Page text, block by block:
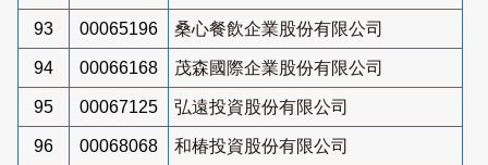
93 00065196 桑心餐飲企業股份有限公司
94 00066168 茂森國際企業股份有限公司
95 00067125 弘遠投資股份有限公司
96 00068068 和椿投資股份有限公司